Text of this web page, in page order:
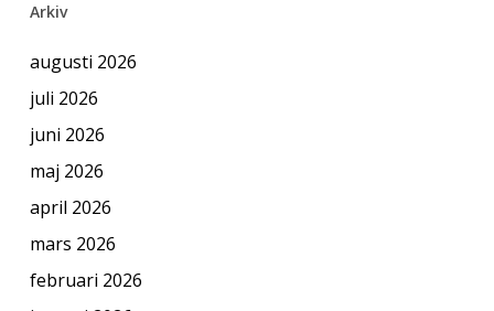
Arkiv
augusti 2026
juli 2026
juni 2026
maj 2026
april 2026
mars 2026
februari 2026